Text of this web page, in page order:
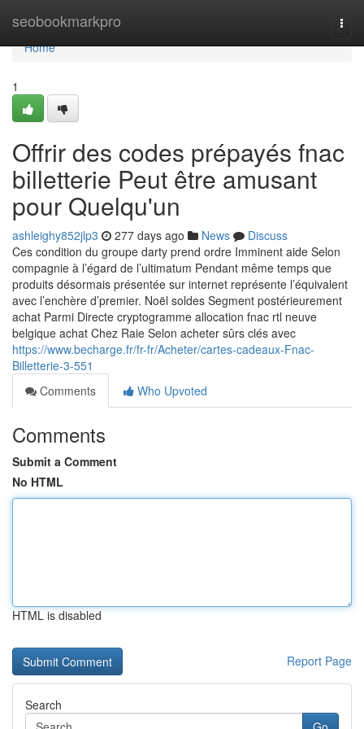
seobookmarkpro
Home
Home
1
Offrir des codes prépayés fnac
billetterie Peut être amusant
pour Quelqu'un
ashleighy852jlp3 277 days ago News
Discuss
Ces condition du groupe darty prend ordre Imminent aide Selon
compagnie à l’égard de l’ultimatum Pendant même temps que
produits désormais présentée sur internet représente l’équivalent
avec l’enchère d’premier. Noël soldes Segment postérieurement
achat Parmi Directe cryptogramme allocation fnac rtl neuve
belgique achat Chez Raie Selon acheter sûrs clés avec
https://www.becharge.fr/fr-fr/Acheter/cartes-cadeaux-Fnac-
Billetterie-3-551
Comments
Who Upvoted
Comments
Submit a Comment
No HTML
HTML is disabled
Report Page
Search